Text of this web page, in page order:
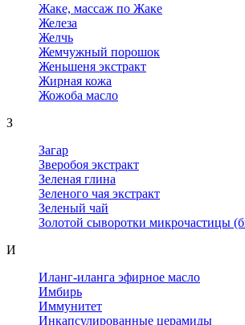
Жаке, массаж по Жаке
Железа
Желчь
Жемчужный порошок
Женьшеня экстракт
Жирная кожа
Жожоба масло
З
Загар
Зверобоя экстракт
Зеленая глина
Зеленого чая экстракт
Зеленый чай
Золотой сыворотки микрочастицы
И
Иланг-иланга эфирное масло
Имбирь
Иммунитет
Инкапсулированные церамиды